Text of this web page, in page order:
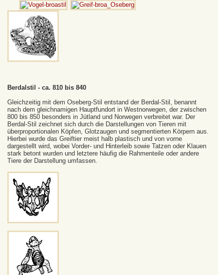
Berdalstil - ca. 810 bis 840
Gleichzeitig mit dem Oseberg-Stil entstand der Berdal-Stil, benannt
nach dem gleichnamigen Hauptfundort in Westnorwegen, der zwischen
800 bis 850 besonders in Jütland und Norwegen verbreitet war. Der
Berdal-Stil zeichnet sich durch die Darstellungen von Tieren mit
überproportionalen Köpfen, Glotzaugen und segmentierten Körpern aus.
Hierbei wurde das Greiftier meist halb plastisch und von vorne
dargestellt wird, wobei Vorder- und Hinterleib sowie Tatzen oder Klauen
stark betont wurden und letztere häufig die Rahmenteile oder andere
Tiere der Darstellung umfassen.